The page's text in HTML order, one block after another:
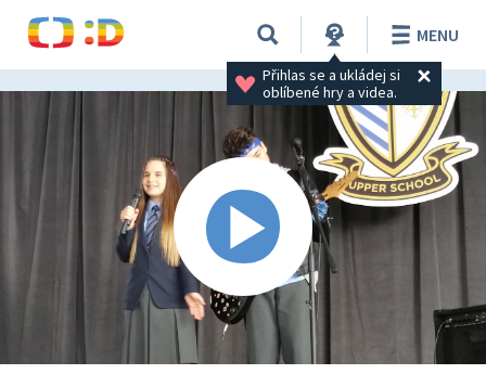
Přihlas se a ukládej si
oblíbené hry a videa.
MENU